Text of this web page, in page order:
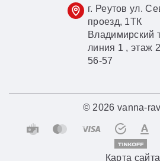
г. Реутов ул.
проезд, 1ТК
Владимирский
линия 1 , этаж
56-57
© 2026 vanna-
Карта сайта